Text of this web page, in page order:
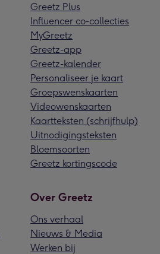
Greetz Plus
Influencer co-collecties
MyGreetz
Greetz-app
Greetz-kalender
Personaliseer je kaart
Groepswenskaarten
Videowenskaarten
Kaartteksten (schrijfhulp)
Uitnodigingsteksten
Bloemsoorten
Greetz kortingscode
Over Greetz
Ons verhaal
Nieuws & Media
Werken bij